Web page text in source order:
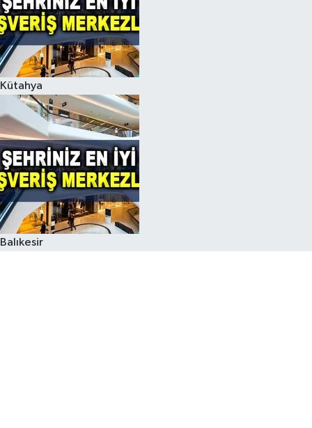
Kütahya
Balıkesir